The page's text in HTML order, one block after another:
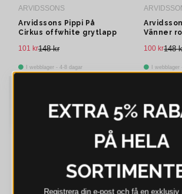
ARVIDSSONS
Arvidssons Pippi På
Cirkus offwhite grytlapp
148 kr
101 kr
I webblager - 4-8 dagar
Vänner
148
100 kr
I webblager
EXTRA 5%
PÅ HELA
Registrera din e‑post och få en exklusiv